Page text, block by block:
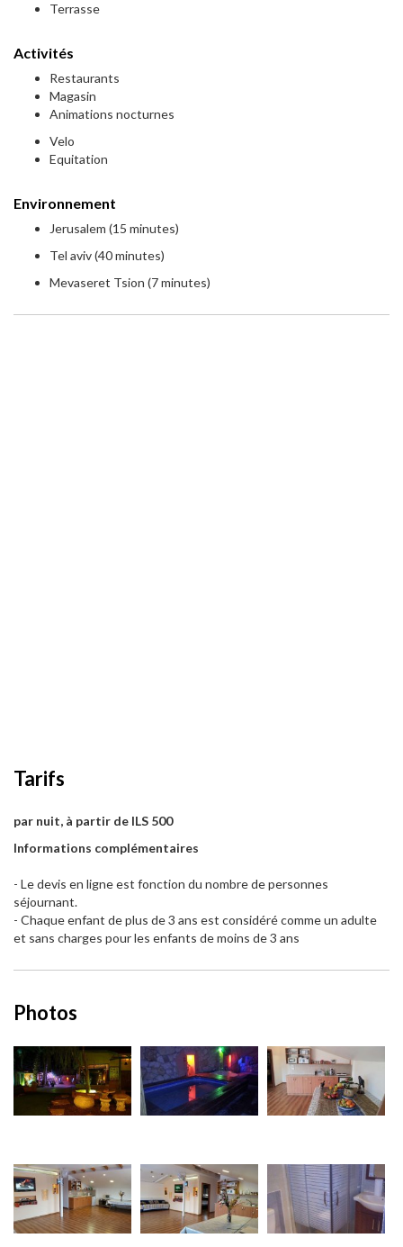
Terrasse
Activités
Restaurants
Magasin
Animations nocturnes
Velo
Equitation
Environnement
Jerusalem (15 minutes)
Tel aviv (40 minutes)
Mevaseret Tsion (7 minutes)
Tarifs
par nuit, à partir de ILS 500
Informations complémentaires
- Le devis en ligne est fonction du nombre de personnes
séjournant.
- Chaque enfant de plus de 3 ans est considéré comme un adulte
et sans charges pour les enfants de moins de 3 ans
Photos